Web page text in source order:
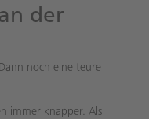
der
noch eine teure
immer knapper. Als